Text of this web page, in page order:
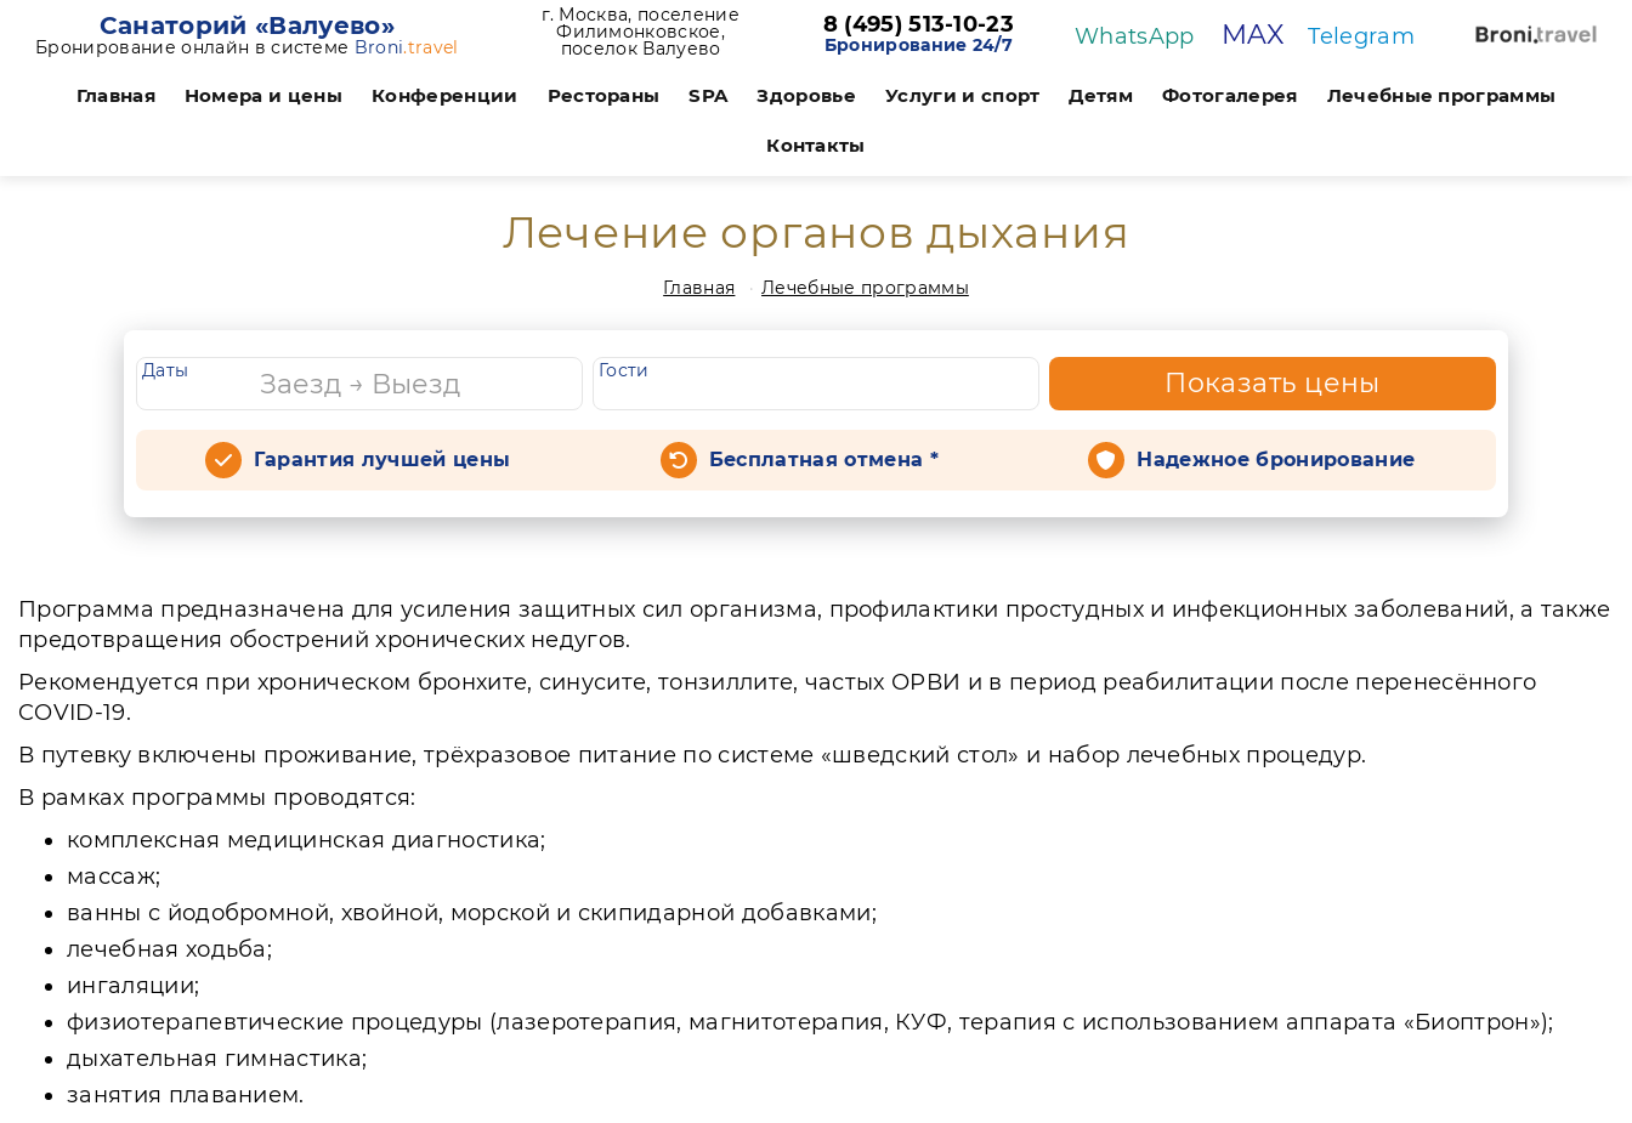
Санаторий «Валуево»
Бронирование онлайн в системе Broni.travel
г. Москва, поселение
Филимонковское,
поселок Валуево
8 (495) 513-10-23
Бронирование 24/7 WhatsApp MAX Telegram
Главная Номера и цены Конференции Рестораны SPA Здоровье Услуги и спорт Детям Фотогалерея Лечебные программы
Контакты
Лечение органов дыхания
Главная Лечебные программы
Даты Гости Показать цены
Гарантия лучшей цены Бесплатная отмена * Надежное бронирование
Программа предназначена для усиления защитных сил организма, профилактики простудных и инфекционных заболеваний, а также
предотвращения обострений хронических недугов.
Рекомендуется при хроническом бронхите, синусите, тонзиллите, частых ОРВИ и в период реабилитации после перенесённого
COVID-19.
В путевку включены проживание, трёхразовое питание по системе «шведский стол» и набор лечебных процедур.
В рамках программы проводятся:
комплексная медицинская диагностика;
массаж;
ванны с йодобромной, хвойной, морской и скипидарной добавками;
лечебная ходьба;
ингаляции;
физиотерапевтические процедуры (лазеротерапия, магнитотерапия, КУФ, терапия с использованием аппарата «Биоптрон»);
дыхательная гимнастика;
занятия плаванием.